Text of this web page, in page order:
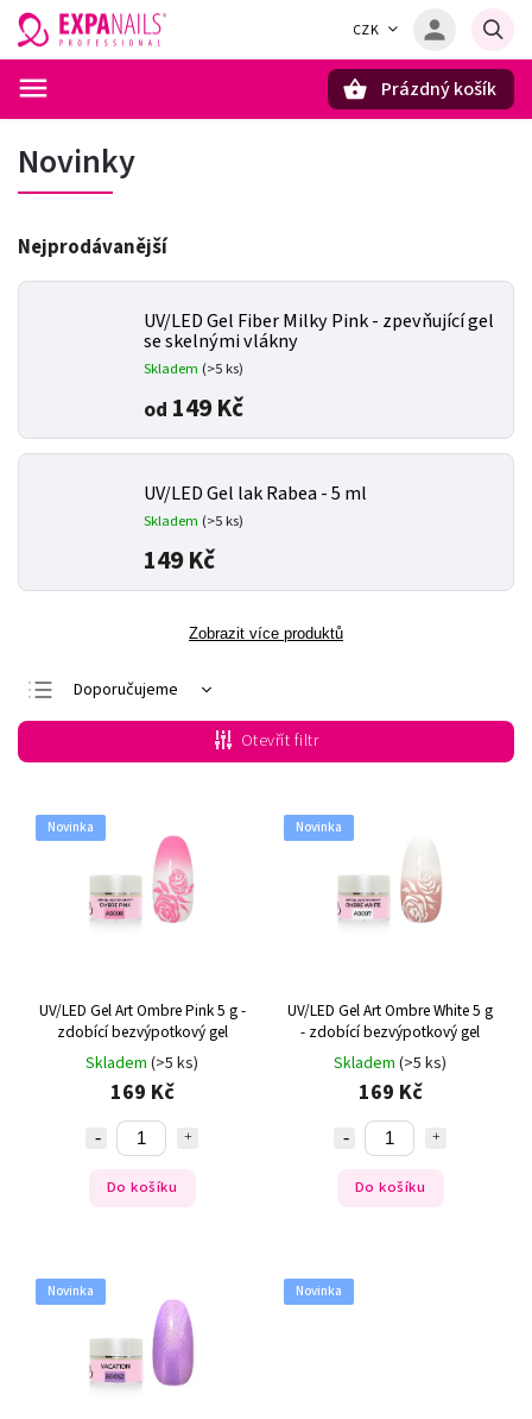
CZK
Prázdný košík
Novinky
Nejprodávanější
UV/LED Gel Fiber Milky Pink - zpevňující gel
se skelnými vlákny
Skladem (>5 ks)
od 149 Kč
UV/LED Gel lak Rabea - 5 ml
Skladem (>5 ks)
149 Kč
Zobrazit více produktů
Doporučujeme
Nejlevnější
Nejdražší
Abecedně
Otevřít filtr
Novinka
UV/LED Gel Art Ombre Pink 5 g -
zdobící bezvýpotkový gel
Skladem (>5 ks)
169 Kč
Do košíku
Novinka
UV/LED Gel Art Ombre White 5 g
- zdobící bezvýpotkový gel
Skladem (>5 ks)
169 Kč
Do košíku
Novinka Novinka